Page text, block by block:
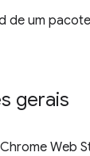
de um
gerais
Web